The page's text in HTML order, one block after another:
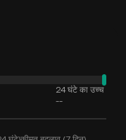
24 घंटे का उच्च
--